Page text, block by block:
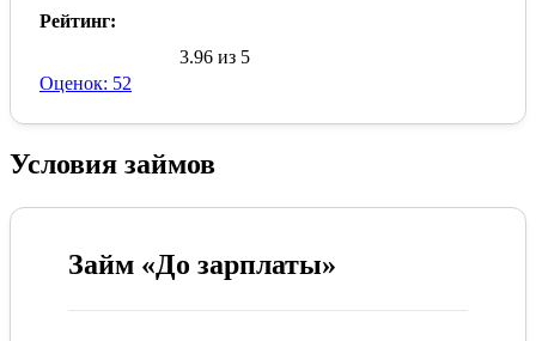
Рейтинг:
3.96 из 5
Оценок: 52
Условия займов
Займ «До зарплаты»